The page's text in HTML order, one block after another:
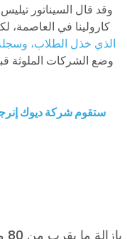
وقد قال السيناتور
كارولينا في العاصمة،
الذي خذل الطلاب،
وضع الشركات الملوثة
ستقوم شركة ديوك